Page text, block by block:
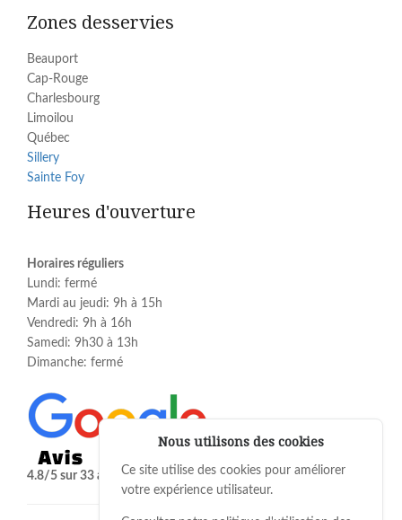
Zones desservies
Beauport
Cap-Rouge
Charlesbourg
Limoilou
Québec
Sillery
Sainte Foy
Heures d'ouverture
Horaires réguliers
Lundi: fermé
Mardi au jeudi: 9h à 15h
Vendredi: 9h à 16h
Samedi: 9h30 à 13h
Dimanche: fermé
4.8/5 sur 33 avis le 27 juillet 2026.
Nous utilisons des cookies
Ce site utilise des cookies pour améliorer
votre expérience utilisateur.